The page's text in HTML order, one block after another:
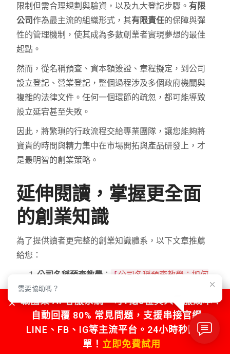
限制但需合理規劃與驗資，以及九大登記步驟。有限
公司作為最主流的組織形式，其有限責任的保障與彈
性的管理機制，使其成為多數創業者實現夢想的最佳
起點。
然而，從名稱預查、資本額簽證、章程擬定，到公司
設立登記、營業登記，整個過程涉及多個政府機關與
複雜的法律文件。任何一個環節的疏忽，都可能導致
設立延宕甚至失敗。
因此，將繁瑣的行政流程交給專業團隊，讓您能夠將
寶貴的時間與精力集中在市場開拓與產品研發上，才
是最明智的創業策略。
延伸閱讀，掌握更全面
的創業知識
為了提供讀者更完整的創業知識體系，以下文章推薦
給您：
公司名稱預查教學 ： [公司名稱預查教學：如何
快速通過核准？
營業登記與稅務介紹： [營業登記與稅務介紹：
新手必知的公司報稅流程]
會計師資本額簽證流程： [會計師資本額簽證流
程：資金證明與驗資的完整步驟]
需要協助嗎？
戰國策 AI 客服系統，可1抵5位真人客服成本！
自動回覆 80% 常見問題，支援串接官網、
LINE、FB、IG等主流平台。24小時秒回不漏
單！ 立即免費試用